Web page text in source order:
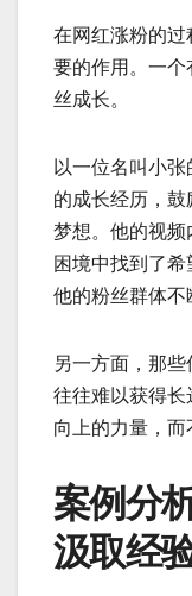
在网红涨粉的
要的作用。一
丝成长。
以一位名叫小
的成长经历，
梦想。他的视频
困境中找到了
他的粉丝群体不
另一方面，那些
往往难以获得长
向上的力量，而
案例分
汲取经